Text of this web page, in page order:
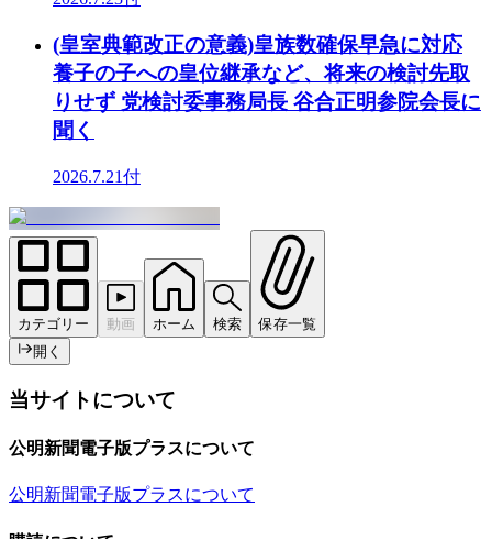
(皇室典範改正の意義)皇族数確保早急に対応
養子の子への皇位継承など、将来の検討先取
りせず 党検討委事務局長 谷合正明参院会長に
聞く
2026.7.21付
カテゴリー 動画 ホーム 検索
保存一覧
開く
当サイトについて
公明新聞電子版プラスについて
公明新聞電子版プラスについて